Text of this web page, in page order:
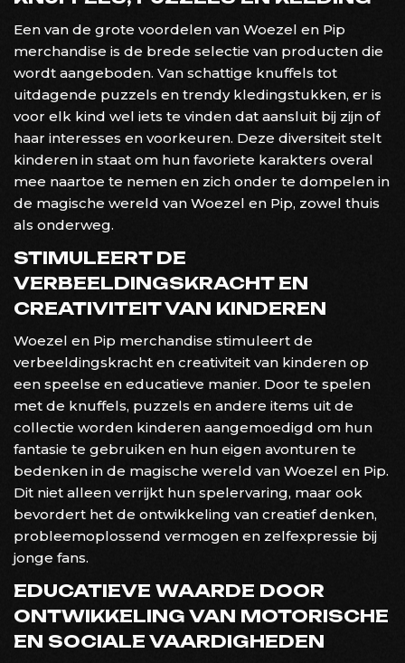
Een van de grote voordelen van Woezel en Pip
merchandise is de brede selectie van producten die
wordt aangeboden. Van schattige knuffels tot
uitdagende puzzels en trendy kledingstukken, er is
voor elk kind wel iets te vinden dat aansluit bij zijn of
haar interesses en voorkeuren. Deze diversiteit stelt
kinderen in staat om hun favoriete karakters overal
mee naartoe te nemen en zich onder te dompelen in
de magische wereld van Woezel en Pip, zowel thuis
als onderweg.
STIMULEERT DE
VERBEELDINGSKRACHT EN
CREATIVITEIT VAN KINDEREN
Woezel en Pip merchandise stimuleert de
verbeeldingskracht en creativiteit van kinderen op
een speelse en educatieve manier. Door te spelen
met de knuffels, puzzels en andere items uit de
collectie worden kinderen aangemoedigd om hun
fantasie te gebruiken en hun eigen avonturen te
bedenken in de magische wereld van Woezel en Pip.
Dit niet alleen verrijkt hun spelervaring, maar ook
bevordert het de ontwikkeling van creatief denken,
probleemoplossend vermogen en zelfexpressie bij
jonge fans.
EDUCATIEVE WAARDE DOOR
ONTWIKKELING VAN MOTORISCHE
EN SOCIALE VAARDIGHEDEN